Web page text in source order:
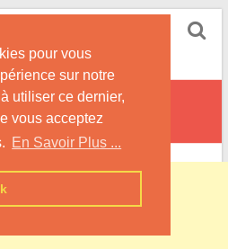
pour vous
sur notre
utiliser ce dernier,
vous acceptez
En Savoir Plus ...
à Chaleur